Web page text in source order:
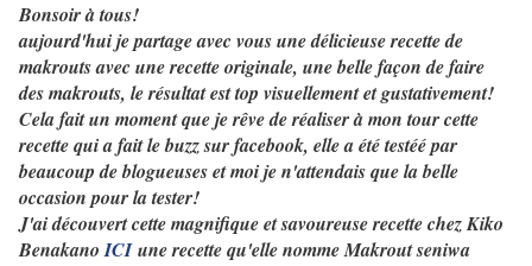
Bonsoir à tous!
aujourd'hui je partage avec vous une délicieuse recette de
makrouts avec une recette originale, une belle façon de faire
des makrouts, le résultat est top visuellement et gustativement!
Cela fait un moment que je rêve de réaliser à mon tour cette
recette qui a fait le buzz sur facebook, elle a été testéé par
beaucoup de blogueuses et moi je n'attendais que la belle
occasion pour la tester!
J'ai découvert cette magnifique et savoureuse recette chez Kiko
BenakanoICIune recette qu'elle nomme Makrout seniwa